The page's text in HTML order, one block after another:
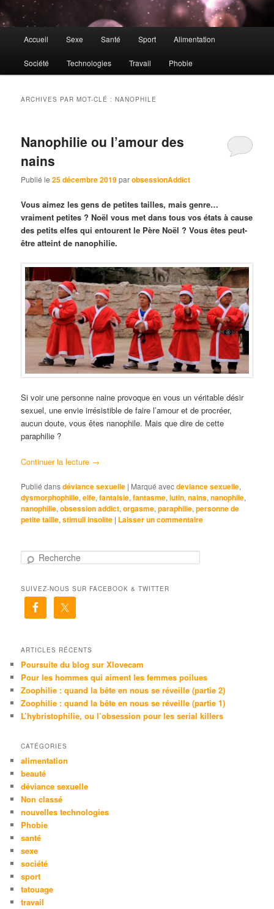
principal
Accueil Sexe Santé Sport Alimentation
Société Technologies Travail Phobie
ARCHIVES PAR MOT-CLÉ :NANOPHILE
Nanophilie ou l’amour des
nains
Publié le25 décembre 2019parobsessionAddict
Vous aimez les gens de petites tailles, mais genre…
vraiment petites ? Noël vous met dans tous vos états à cause
des petits elfes qui entourent le Père Noël ? Vous êtes peut-
être atteint de nanophilie.
Si voir une personne naine provoque en vous un véritable désir
sexuel, une envie irrésistible de faire l’amour et de procréer,
aucun doute, vous êtes nanophile. Mais que dire de cette
paraphilie ?
Continuer la lecture →
Publié dansdéviance sexuelle | Marqué avecdeviance sexuelle,
dysmorphophilie,elfe,fantaisie,fantasme,lutin,nains,nanophile,
nanophilie,obsession addict,orgasme,paraphilie,personne de
petite taille,stimuli insolite | Laisser un commentaire
h
e
SUIVEZ-NOUS SUR FACEBOOK & TWITTER
ARTICLES RÉCENTS
Poursuite du blog sur Xlovecam
Pour les hommes qui aiment les femmes poilues
Zoophilie : quand la bête en nous se réveille (partie 2)
Zoophilie : quand la bête en nous se réveille (partie 1)
L’hybristophilie, ou l’obsession pour les serial killers
CATÉGORIES
alimentation
beauté
déviance sexuelle
Non classé
nouvelles technologies
Phobie
santé
sexe
société
sport
tatouage
travail